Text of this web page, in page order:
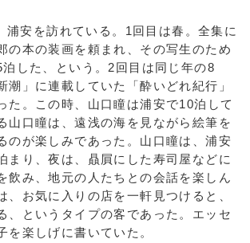
安を訪れている。1回目は春。全集に
の本の装画を頼まれ、その写生のため
した、という。2回目は同じ年の8
潮」に連載していた「酔いどれ紀行」
た。この時、山口瞳は浦安で10泊して
山口瞳は、遠浅の海を見ながら絵筆を
のが楽しみであった。山口瞳は、浦安
まり、夜は、贔屓にした寿司屋などに
飲み、地元の人たちとの会話を楽しん
、お気に入りの店を一軒見つけると、
、というタイプの客であった。エッセ
を楽しげに書いていた。